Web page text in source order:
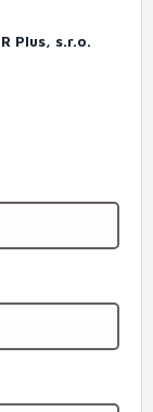
Plus, s.r.o.